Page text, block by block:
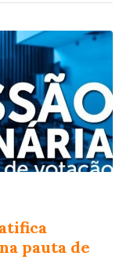
pauta de